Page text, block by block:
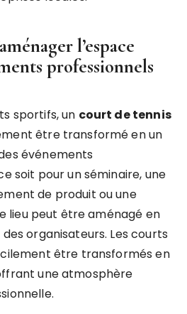
l’espace
professionnels
sportifs, un court de tennis
être transformé en un
événements
soit pour un séminaire, une
de produit ou une
lieu peut être aménagé en
organisateurs. Les courts
être transformés en
une atmosphère